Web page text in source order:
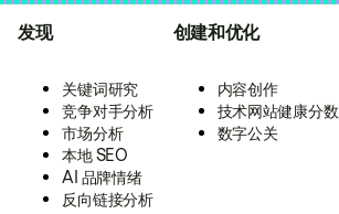
发现
关键词研究
竞争对手分析
市场分析
本地 SEO
AI 品牌情绪
反向链接分析
创建和优化
内容创作
技术网站健康分数
数字公关